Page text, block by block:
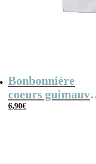
Bonbonnière
coeurs guimauve
“Je suis une tata
6,90€